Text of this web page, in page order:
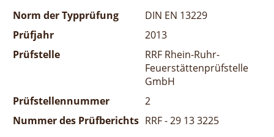
Norm der Typprüfung
DIN EN 13229
Prüfjahr
2013
Prüfstelle
RRF Rhein-Ruhr-
Feuerstättenprüfstelle
GmbH
Prüfstellennummer
2
Nummer des Prüfberichts RRF - 29 13 3225